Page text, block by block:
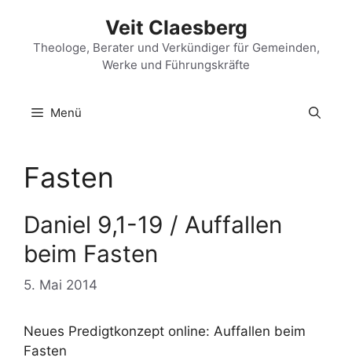
springen
Veit Claesberg
Theologe, Berater und Verkündiger für Gemeinden,
Werke und Führungskräfte
Menü
Fasten
Daniel 9,1-19 / Auffallen
beim Fasten
5. Mai 2014
Neues Predigtkonzept online: Auffallen beim
Fasten